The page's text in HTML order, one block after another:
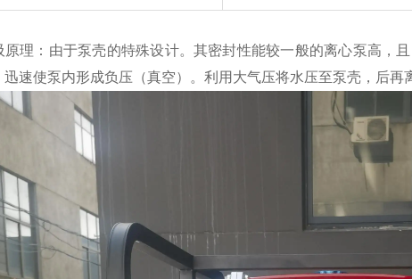
原理：由于泵壳的特殊设计。其密封性能较一般的离心泵高，
迅速使泵内形成负压（真空）。利用大气压将水压至泵壳，后